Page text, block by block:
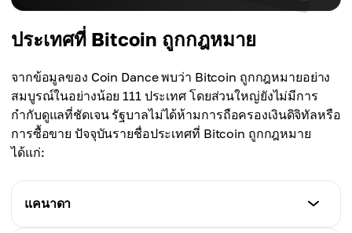
ประเทศที่ Bitcoin ถูกกฎหมาย
จากข้อมูลของ Coin Dance พบว่า Bitcoin ถูกกฎหมายอย่าง
สมบูรณ์ในอย่างน้อย 111 ประเทศ โดยส่วนใหญ่ยังไม่มีการ
กำกับดูแลที่ชัดเจน รัฐบาลไม่ได้ห้ามการถือครองเงินดิจิทัลหรือ
การซื้อขาย ปัจจุบันรายชื่อประเทศที่ Bitcoin ถูกกฎหมาย
ได้แก่:
แคนาดา